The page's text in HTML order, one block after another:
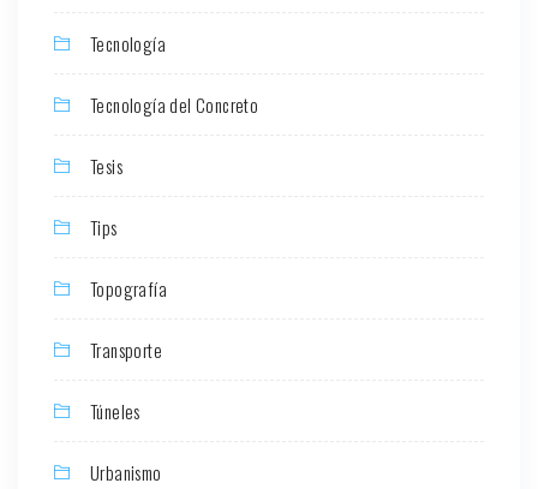
Tecnología
Tecnología del Concreto
Tesis
Tips
Topografía
Transporte
Túneles
Urbanismo